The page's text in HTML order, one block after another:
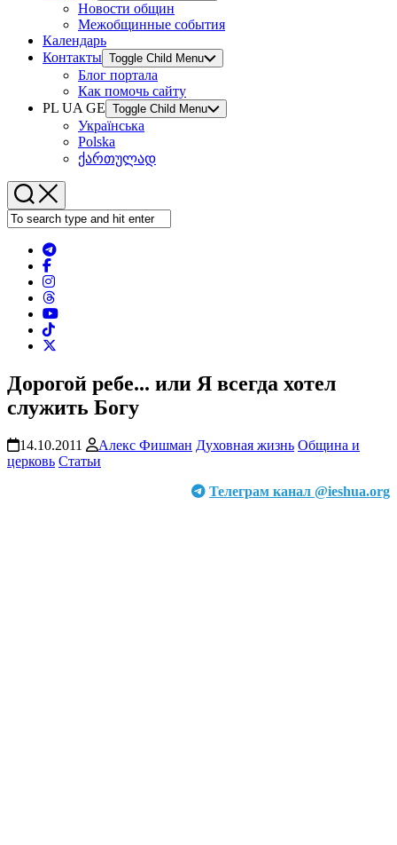
Новости общин
Межобщинные события
Календарь
Контакты Toggle Child Menu
Блог портала
Как помочь сайту
PL UA GE Toggle Child Menu
Українська
Polska
ქართულად
Дорогой ребе... или Я всегда хотел
служить Богу
14.10.2011 Алекс Фишман Духовная жизнь Община и
церковь Статьи
Телеграм канал @ieshua.org